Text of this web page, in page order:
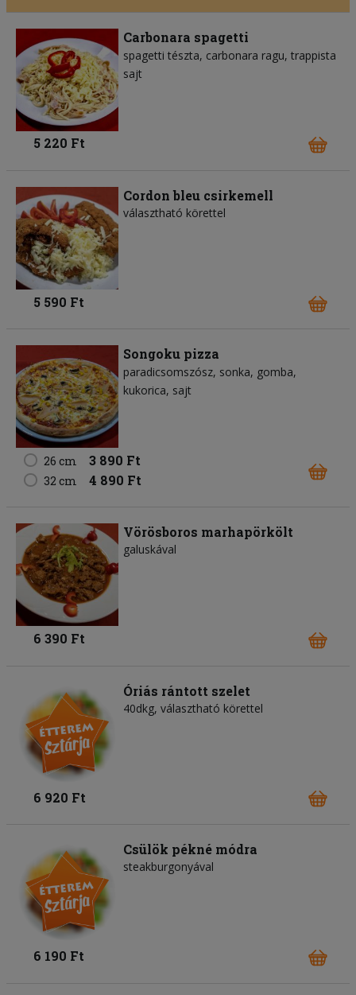
Carbonara spagetti
spagetti tészta carbonara ragu trappista
sajt
5 220 Ft
Cordon bleu csirkemell
választható körettel
5 590 Ft
Songoku pizza
paradicsomszósz sonka gomba
kukorica sajt
26 cm 3 890 Ft
32 cm 4 890 Ft
Vörösboros marhapörkölt
galuskával
6 390 Ft
Óriás rántott szelet
40dkg, választható körettel
6 920 Ft
Csülök pékné módra
steakburgonyával
6 190 Ft